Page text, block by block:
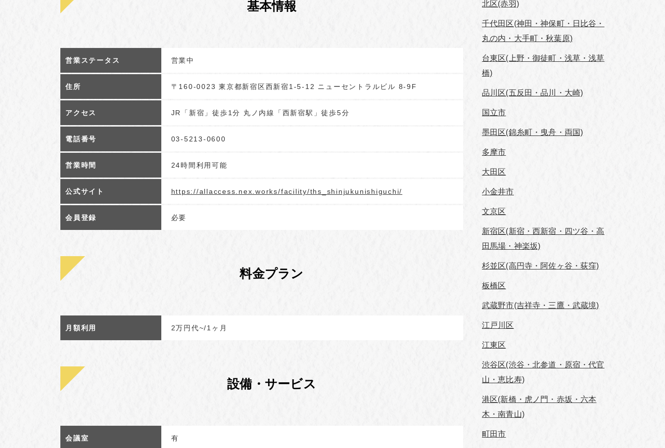
基本情報
営業ステータス 営業中
住所 〒160-0023 東京都新宿区西新宿1-5-12 ニューセントラルビル 8-9F
アクセス JR「新宿」徒歩1分 丸ノ内線「西新宿駅」徒歩5分
電話番号 03-5213-0600
営業時間 24時間利用可能
公式サイト https://allaccess.nex.works/facility/ths_shinjukunishiguchi/
会員登録 必要
料金プラン
月額利用 2万円代~/1ヶ月
設備・サービス
会議室 有
北区(赤羽)
千代田区(神田・神保町・日比谷・
丸の内・大手町・秋葉原)
台東区(上野・御徒町・浅草・浅草
橋)
品川区(五反田・品川・大崎)
国立市
墨田区(錦糸町・曳舟・両国)
多摩市
大田区
小金井市
文京区
新宿区(新宿・西新宿・四ツ谷・高
田馬場・神楽坂)
杉並区(高円寺・阿佐ヶ谷・荻窪)
板橋区
武蔵野市(吉祥寺・三鷹・武蔵境)
江戸川区
江東区
渋谷区(渋谷・北参道・原宿・代官
山・恵比寿)
港区(新橋・虎ノ門・赤坂・六本
木・南青山)
町田市